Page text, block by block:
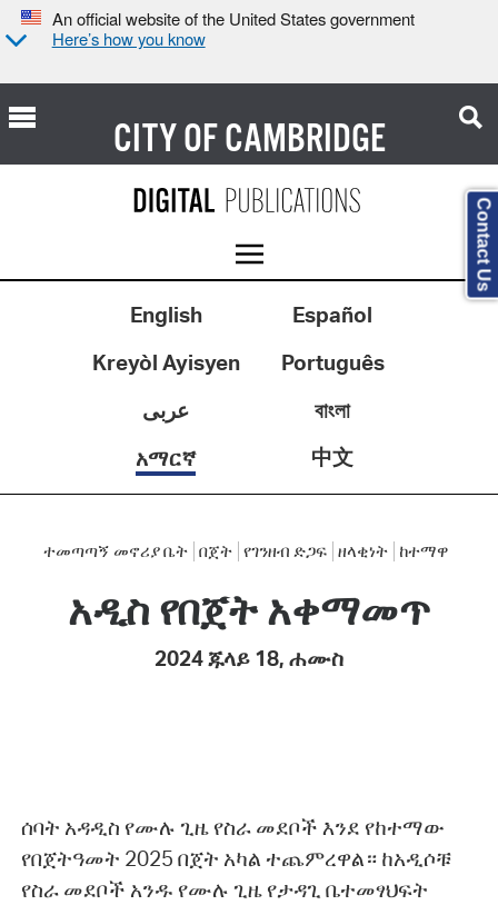
An official website of the United States government
Here’s how you know
CITY OFCAMBRIDGE
English
Español
Kreyòl Ayisyen
Português
عربى
বাংলা
አማርኛ
中文
ተመጣጣኝ መኖሪያ ቤት በጀት የገንዘብ ድጋፍ ዘላቂነት ከተማዋ
አዲስ የበጀት አቀማመጥ
2024 ጁላይ 18, ሐሙስ
ሰባት አዳዲስ የሙሉ ጊዜ የስራ መደቦች እንደ የከተማው
የበጀትዓመት 2025 በጀት አካል ተጨምረዋል። ከአዲሶቹ
የስራ መደቦች አንዱ የሙሉ ጊዜ የታዳጊ ቤተመፃህፍት
Contact Us